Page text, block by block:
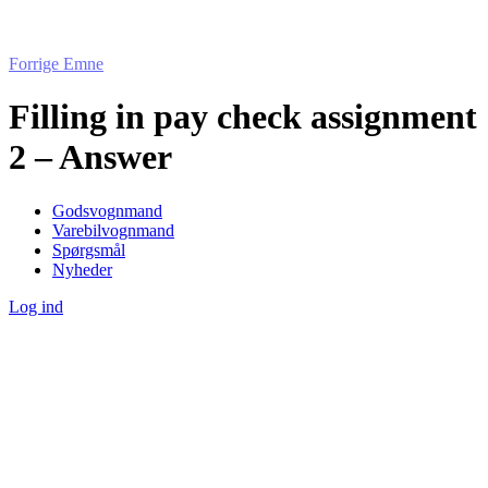
Forrige Emne
Filling in pay check assignment
2 – Answer
Godsvognmand
Varebilvognmand
Spørgsmål
Nyheder
Log ind